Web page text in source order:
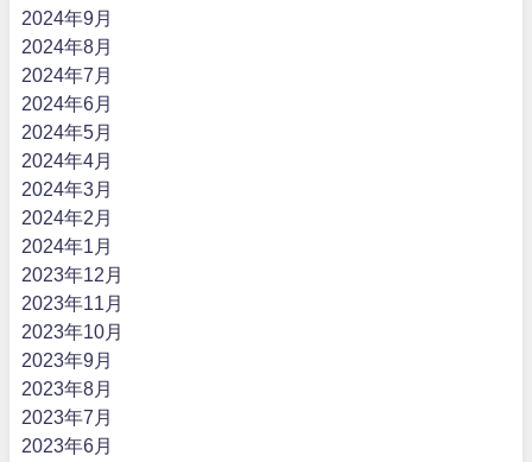
2024年9月
2024年8月
2024年7月
2024年6月
2024年5月
2024年4月
2024年3月
2024年2月
2024年1月
2023年12月
2023年11月
2023年10月
2023年9月
2023年8月
2023年7月
2023年6月